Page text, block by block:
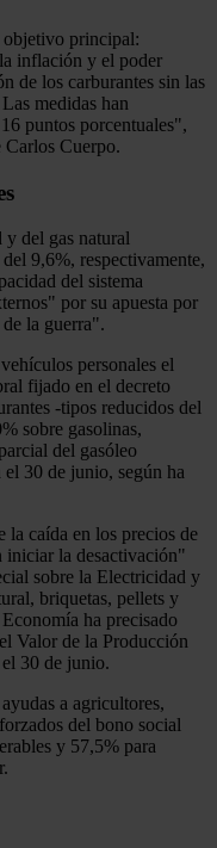
objetivo principal:
inflación y el poder
de los carburantes sin las
medidas han
puntos porcentuales",
Carlos Cuerpo.
y del gas natural
9,6%, respectivamente,
del sistema
por su apuesta por
la guerra".
personales el
fijado en el decreto
-tipos reducidos del
sobre gasolinas,
del gasóleo
el 30 de junio, según ha
la caída en los precios de
iniciar la desactivación"
sobre la Electricidad y
briquetas, pellets y
ha precisado
Valor de la Producción
30 de junio.
a agricultores,
del bono social
y 57,5% para